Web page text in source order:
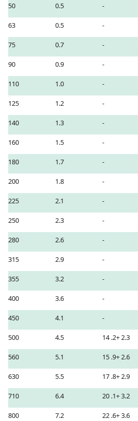
50 0.5 -
63 0.5 -
75 0.7 -
90 0.9 -
110 1.0 -
125 1.2 -
140 1.3 -
160 1.5 -
180 1.7 -
200 1.8 -
225 2.1 -
250 2.3 -
280 2.6 -
315 2.9 -
355 3.2 -
400 3.6 -
450 4.1 -
500 4.5 14 .2+ 2.3
560 5.1 15 .9+ 2.6
630 5.5 17 .8+ 2.9
710 6.4 20 .1+ 3.2
800 7.2 22 .6+ 3.6